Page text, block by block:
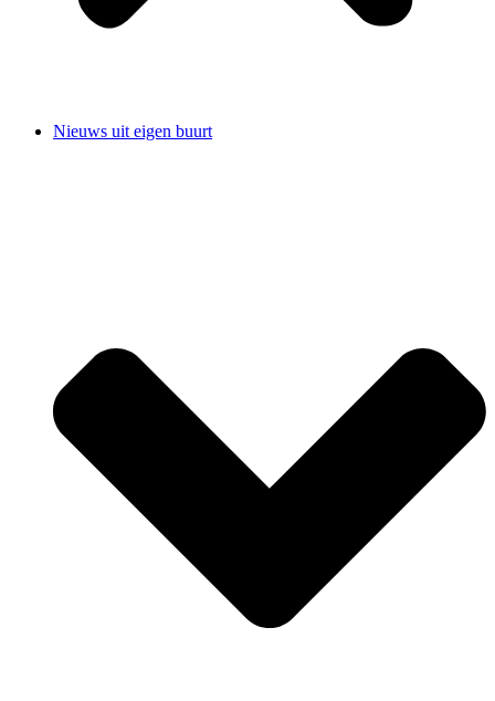
Nieuws uit eigen buurt